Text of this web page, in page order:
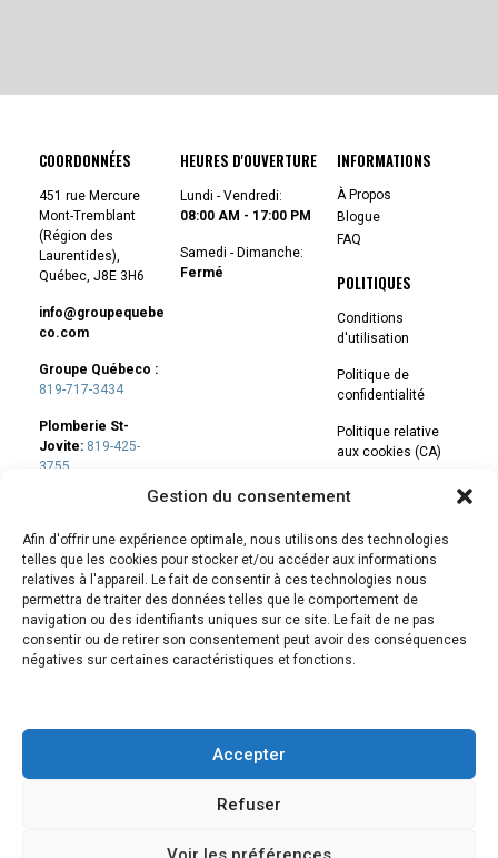
Gestion du consentement
Afin d'offrir une expérience optimale, nous utilisons des technologies
telles que les cookies pour stocker et/ou accéder aux informations
relatives à l'appareil. Le fait de consentir à ces technologies nous
permettra de traiter des données telles que le comportement de
navigation ou des identifiants uniques sur ce site. Le fait de ne pas
consentir ou de retirer son consentement peut avoir des conséquences
négatives sur certaines caractéristiques et fonctions.
Accepter
Refuser
COORDONNÉES
451 rue Mercure
Mont-Tremblant
(Région des
Laurentides),
Québec, J8E 3H6
info@groupequebe
co.com
Groupe Québeco :
819-717-3434
Plomberie St-
Jovite: 819-425-
3755
composez le(819)
425-3755
RBQ: 5595-5413-01
HEURES D'OUVERTURE
Lundi - Vendredi:
08:00 AM - 17:00 PM
Samedi - Dimanche:
Fermé
INFORMATIONS
À Propos
Blogue
FAQ
POLITIQUES
Conditions
d'utilisation
Politique de
confidentialité
Politique relative
aux cookies (CA)
Site développé par
MALAD Communication